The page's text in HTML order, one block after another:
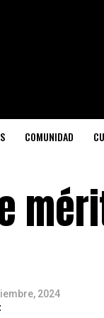
COMUNIDAD
2024